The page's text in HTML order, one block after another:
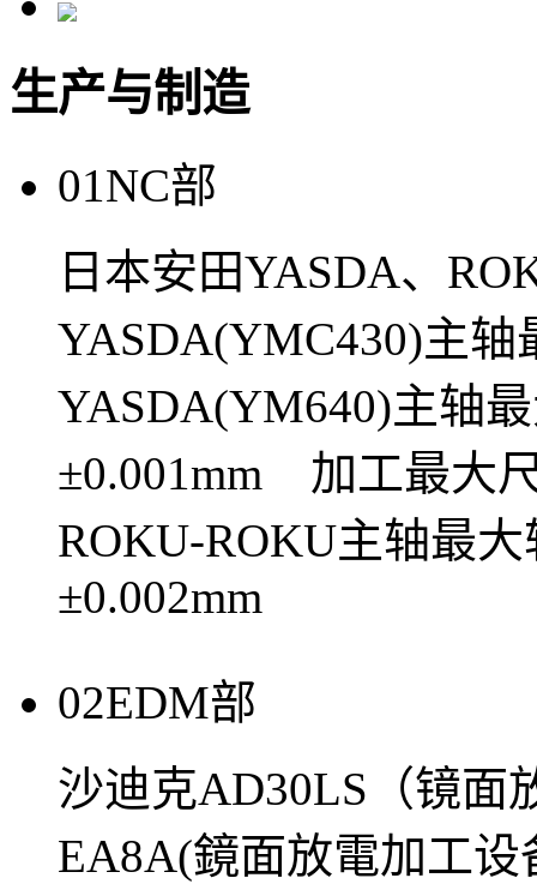
生产与制造
01NC部
日本安田YASDA、
YASDA(YMC430)主轴
YASDA(YM640)主轴
±0.001mm 加工最大
ROKU-ROKU主轴最
±0.002mm
02EDM部
沙迪克AD30LS（镜面
EA8A(鏡面放電加工